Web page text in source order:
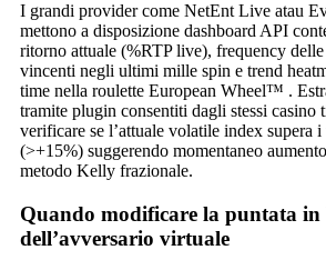
I grandi provider come NetEnt Live atau
mettono a disposizione dashboard API
ritorno attuale (%RTP live), frequency
vincenti negli ultimi mille spin e trend
time nella roulette European Wheel™ .
tramite plugin consentiti dagli stessi casino
verificare se l’attuale volatile index supera
(>+15%) suggerendo momentaneo
metodo Kelly frazionale.
Quando modificare la puntata in
dell’avversario virtuale